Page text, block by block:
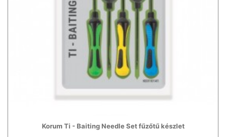
Korum Ti - Baiting Needle Set fűzőtű készlet